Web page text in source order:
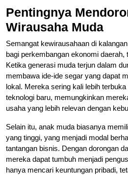
Pentingnya
Wirausaha Muda
Semangat kewirausahaan di
bagi perkembangan ekonomi
Ketika generasi muda terjun dalam
membawa ide-ide segar yang dapat
lokal. Mereka sering kali lebih
teknologi baru, memungkinkan
usaha yang lebih relevan dengan
Selain itu, anak muda biasanya
yang tinggi, yang menjadi modal
tantangan bisnis. Dengan dorongan
mereka dapat tumbuh menjadi
hanya mencari keuntungan pribadi,